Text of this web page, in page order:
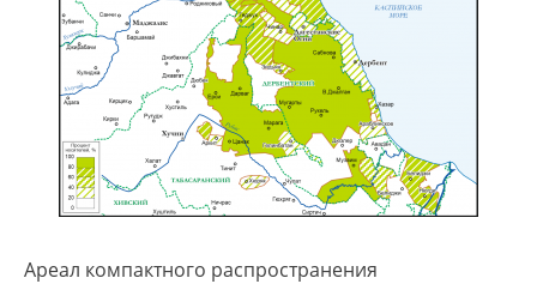
особенности восточной и северной групп
диалектов) и джебраильский (объединяет
особенности западной и южной групп
диалектов).
Ареал компактного распространения